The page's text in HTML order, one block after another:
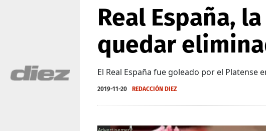
Real España,
quedar
El Real España fue goleado por el
2019-11-20 REDACCIÓN DIEZ
X